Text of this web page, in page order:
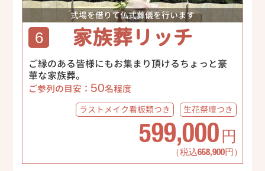
式場を借りて仏式葬儀を行います
6 家族葬リッチ
ご縁のある皆様にもお集まり頂けるちょっと豪
華な家族葬。
ご参列の目安： 50名程度
ラストメイク看板類つき 生花祭壇つき
599,000 円
（税込658,900円）